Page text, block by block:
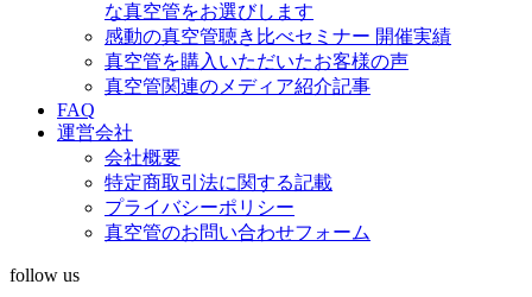
な真空管をお選びします
感動の真空管聴き比べセミナー 開催実績
真空管を購入いただいたお客様の声
真空管関連のメディア紹介記事
FAQ
運営会社
会社概要
特定商取引法に関する記載
プライバシーポリシー
真空管のお問い合わせフォーム
follow us